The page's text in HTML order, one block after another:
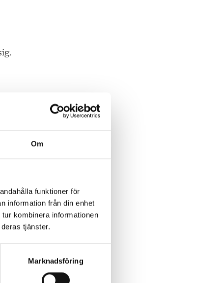
Om
funktioner för
information från din enhet
kombinera informationen
tjänster.
Marknadsföring